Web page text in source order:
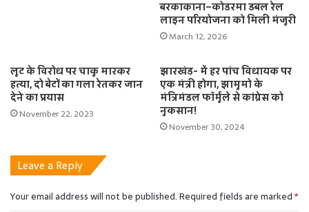
बरकाकाना–कोडरमा डबल रेल
लाइन परियोजना को मिली मंजूरी
March 12, 2026
लूट के विरोध पर चाकू मारकर
हत्या, दो बेटों का गला रेतकर जान
देने का प्रयास
November 22, 2023
झारखंड- में हर पांच विधायक पर
एक मंत्री होगा, झामुमो के
मंत्रिमंडल फॉर्मूले से कांग्रेस को
नुकसान!
November 30, 2024
Leave a Reply
Your email address will not be published.Required fields are marked*